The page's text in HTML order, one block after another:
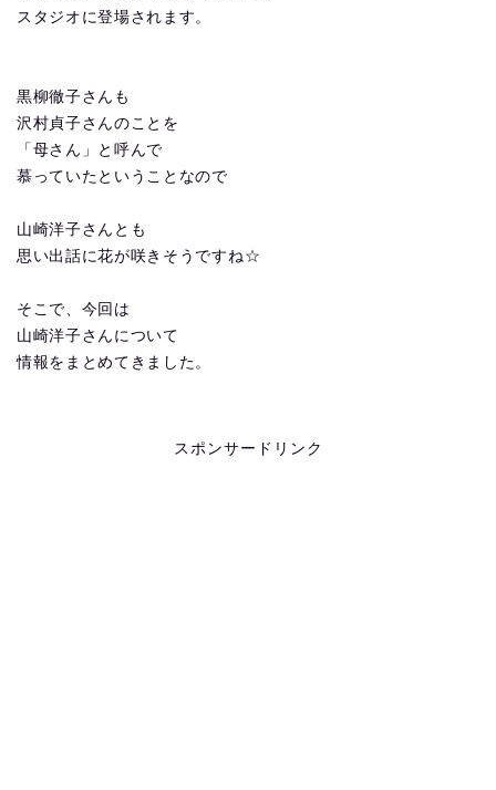
スタジオに登場されます。
黒柳徹子さんも
沢村貞子さんのことを
「母さん」と呼んで
慕っていたということなので
山崎洋子さんとも
思い出話に花が咲きそうですね☆
そこで、今回は
山崎洋子さんについて
情報をまとめてきました。
スポンサードリンク